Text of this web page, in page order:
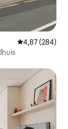
Gemiddelde
4,87 (284)